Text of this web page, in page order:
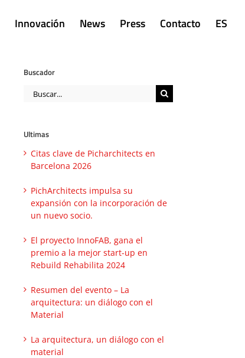
Innovación News Press Contacto ES
Buscador
Buscar:
Ultimas
Citas clave de Picharchitects en
Barcelona 2026
PichArchitects impulsa su
expansión con la incorporación de
un nuevo socio.
El proyecto InnoFAB, gana el
premio a la mejor start-up en
Rebuild Rehabilita 2024
Resumen del evento – La
arquitectura: un diálogo con el
Material
La arquitectura, un diálogo con el
material